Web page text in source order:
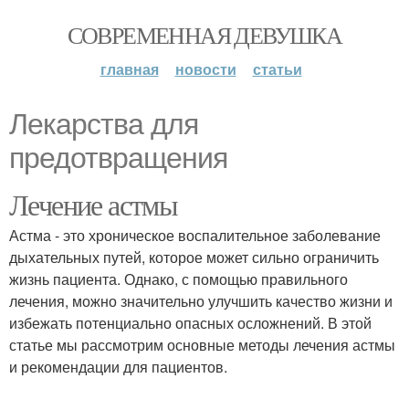
СОВРЕМЕННАЯ ДЕВУШКА
главная новости статьи
Лекарства для
предотвращения
Лечение астмы
Астма - это хроническое воспалительное заболевание
дыхательных путей, которое может сильно ограничить
жизнь пациента. Однако, с помощью правильного
лечения, можно значительно улучшить качество жизни и
избежать потенциально опасных осложнений. В этой
статье мы рассмотрим основные методы лечения астмы
и рекомендации для пациентов.